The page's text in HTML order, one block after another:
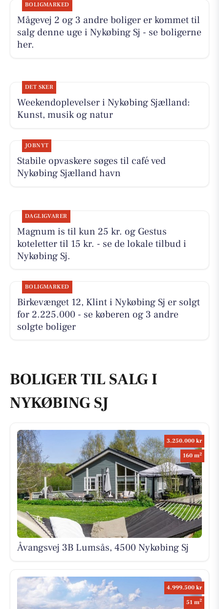
BOLIGMARKED
Mågevej 2 og 3 andre boliger er kommet til
salg denne uge i Nykøbing Sj - se boligerne
her.
DET SKER
Weekendoplevelser i Nykøbing Sjælland:
Kunst, musik og natur
JOBNYT
Stabile opvaskere søges til café ved
Nykøbing Sjælland havn
DAGLIGVARER
Magnum is til kun 25 kr. og Gestus
koteletter til 15 kr. - se de lokale tilbud i
Nykøbing Sj.
BOLIGMARKED
Birkevænget 12, Klint i Nykøbing Sj er solgt
for 2.225.000 - se køberen og 3 andre
solgte boliger
BOLIGER TIL SALG I
NYKØBING SJ
3.250.000 kr
160 m2
Åvangsvej 3B Lumsås, 4500 Nykøbing Sj
4.999.500 kr
51 m2